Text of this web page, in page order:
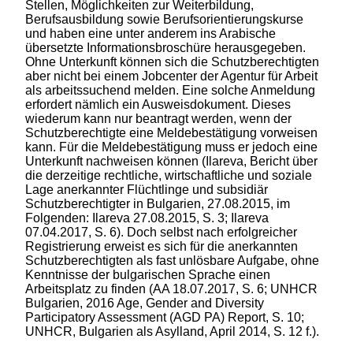
Stellen, Möglichkeiten zur Weiterbildung,
Berufsausbildung sowie Berufsorientierungskurse
und haben eine unter anderem ins Arabische
übersetzte Informationsbroschüre herausgegeben.
Ohne Unterkunft können sich die Schutzberechtigten
aber nicht bei einem Jobcenter der Agentur für Arbeit
als arbeitssuchend melden. Eine solche Anmeldung
erfordert nämlich ein Ausweisdokument. Dieses
wiederum kann nur beantragt werden, wenn der
Schutzberechtigte eine Meldebestätigung vorweisen
kann. Für die Meldebestätigung muss er jedoch eine
Unterkunft nachweisen können (Ilareva, Bericht über
die derzeitige rechtliche, wirtschaftliche und soziale
Lage anerkannter Flüchtlinge und subsidiär
Schutzberechtigter in Bulgarien, 27.08.2015, im
Folgenden: Ilareva 27.08.2015, S. 3; Ilareva
07.04.2017, S. 6). Doch selbst nach erfolgreicher
Registrierung erweist es sich für die anerkannten
Schutzberechtigten als fast unlösbare Aufgabe, ohne
Kenntnisse der bulgarischen Sprache einen
Arbeitsplatz zu finden (AA 18.07.2017, S. 6; UNHCR
Bulgarien, 2016 Age, Gender and Diversity
Participatory Assessment (AGD PA) Report, S. 10;
UNHCR, Bulgarien als Asylland, April 2014, S. 12 f.).